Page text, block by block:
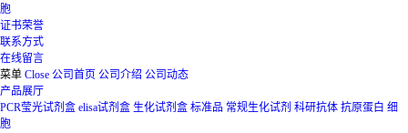
胞
证书荣誉
联系方式
在线留言
菜单 Close 公司首页 公司介绍 公司动态
产品展厅
PCR莹光试剂盒 elisa试剂盒 生化试剂盒 标准品 常规生化试剂 科研抗体 抗原蛋白 细
胞